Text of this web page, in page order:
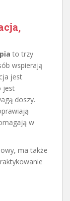
to trzy
wspierają
jest
jest
doszy.
w
ma także